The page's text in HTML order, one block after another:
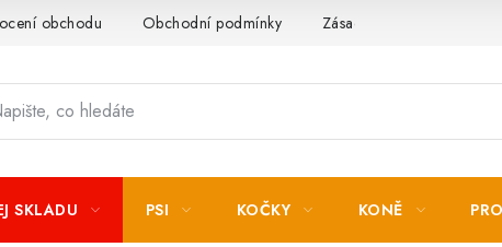
obchodu Obchodní podmínky Zásady zpracování
SKLADU PSI KOČKY KONĚ